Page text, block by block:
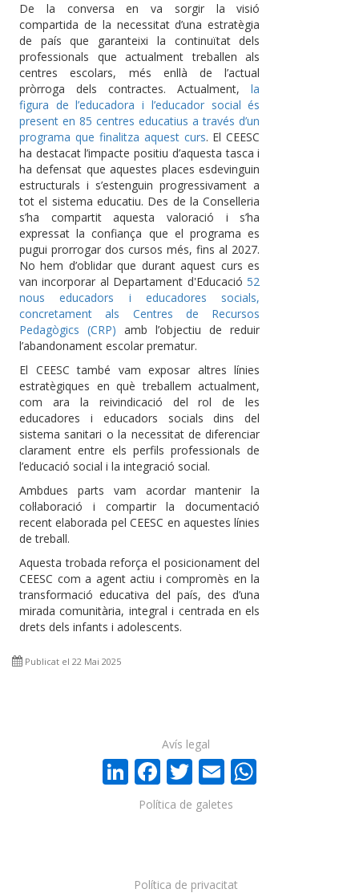
De la conversa en va sorgir la visió
compartida de la necessitat d’una estratègia
de país que garanteixi la continuïtat dels
professionals que actualment treballen als
centres escolars, més enllà de l’actual
pròrroga dels contractes. Actualment,la
figura de l’educadora i l’educador social és
present en 85 centres educatius a través d’un
programa que finalitza aquest curs. El CEESC
ha destacat l’impacte positiu d’aquesta tasca i
ha defensat que aquestes places esdevinguin
estructurals i s’estenguin progressivament a
tot el sistema educatiu. Des de la Conselleria
s’ha compartit aquesta valoració i s’ha
expressat la confiança que el programa es
pugui prorrogar dos cursos més, fins al 2027.
No hem d’oblidar que durant aquest curs es
van incorporar al Departament d'Educació52
nous educadors i educadores socials,
concretament als Centres de Recursos
Pedagògics (CRP) amb l’objectiu de reduir
l’abandonament escolar prematur.
El CEESC també vam exposar altres línies
estratègiques en què treballem actualment,
com ara la reivindicació del rol de les
educadores i educadors socials dins del
sistema sanitari o la necessitat de diferenciar
clarament entre els perfils professionals de
l’educació social i la integració social.
Ambdues parts vam acordar mantenir la
col·laboració i compartir la documentació
recent elaborada pel CEESC en aquestes línies
de treball.
Aquesta trobada reforça el posicionament del
CEESC com a agent actiu i compromès en la
transformació educativa del país, des d’una
mirada comunitària, integral i centrada en els
drets dels infants i adolescents.
Publicat el 22 Mai 2025
LinkedIn
Facebook
Twitter
Email
Política de privacitat
Política de galetes
Avís legal